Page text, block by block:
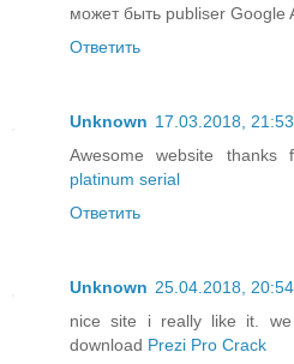
может быть publiser Google
Ответить
Unknown 17.03.2018, 21:53
Awesome website
platinum serial
Ответить
Unknown 25.04.2018, 20:54
nice site i really like it.
download Prezi Pro Crack